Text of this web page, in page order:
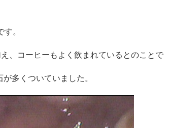
。
、 コーヒーもよく飲まれているとのことで
多くついていました。